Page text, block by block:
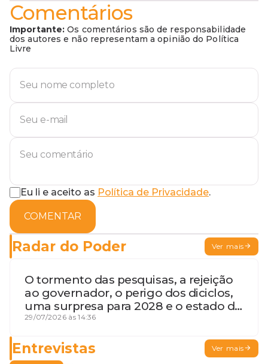
Comentários
Importante: Os comentários são de responsabilidade
dos autores e não representam a opinião do Política
Livre
Eu li e aceito as Política de Privacidade.
COMENTAR
Radar do Poder Ver mais
O tormento das pesquisas, a rejeição
ao governador, o perigo dos diciclos,
uma surpresa para 2028 e o estado de
terceira guerra mundial
29/07/2026 às 14:36
Entrevistas Ver mais